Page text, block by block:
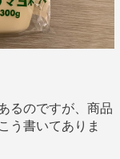
るのですが、商品
う書いてありま